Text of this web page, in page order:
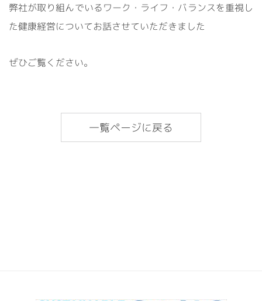
弊社が取り組んでいるワーク・ライフ・バランスを重視し
た健康経営についてお話させていただきました
ぜひご覧ください。
一覧ページに戻る